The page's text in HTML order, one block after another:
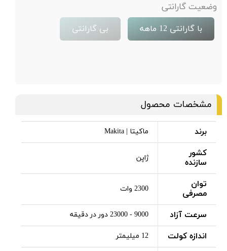
وضعیت گارانتی
با گارانتی 12 ماهه بی گارانتی
مشخصات محصول
برند ماکیتا | Makita
کشور
سازنده
ژاپن
توان
مصرفی
2300 وات
سرعت آزاد 9000 - 23000 دور در دقیقه
اندازه کولت 12 میلیمتر